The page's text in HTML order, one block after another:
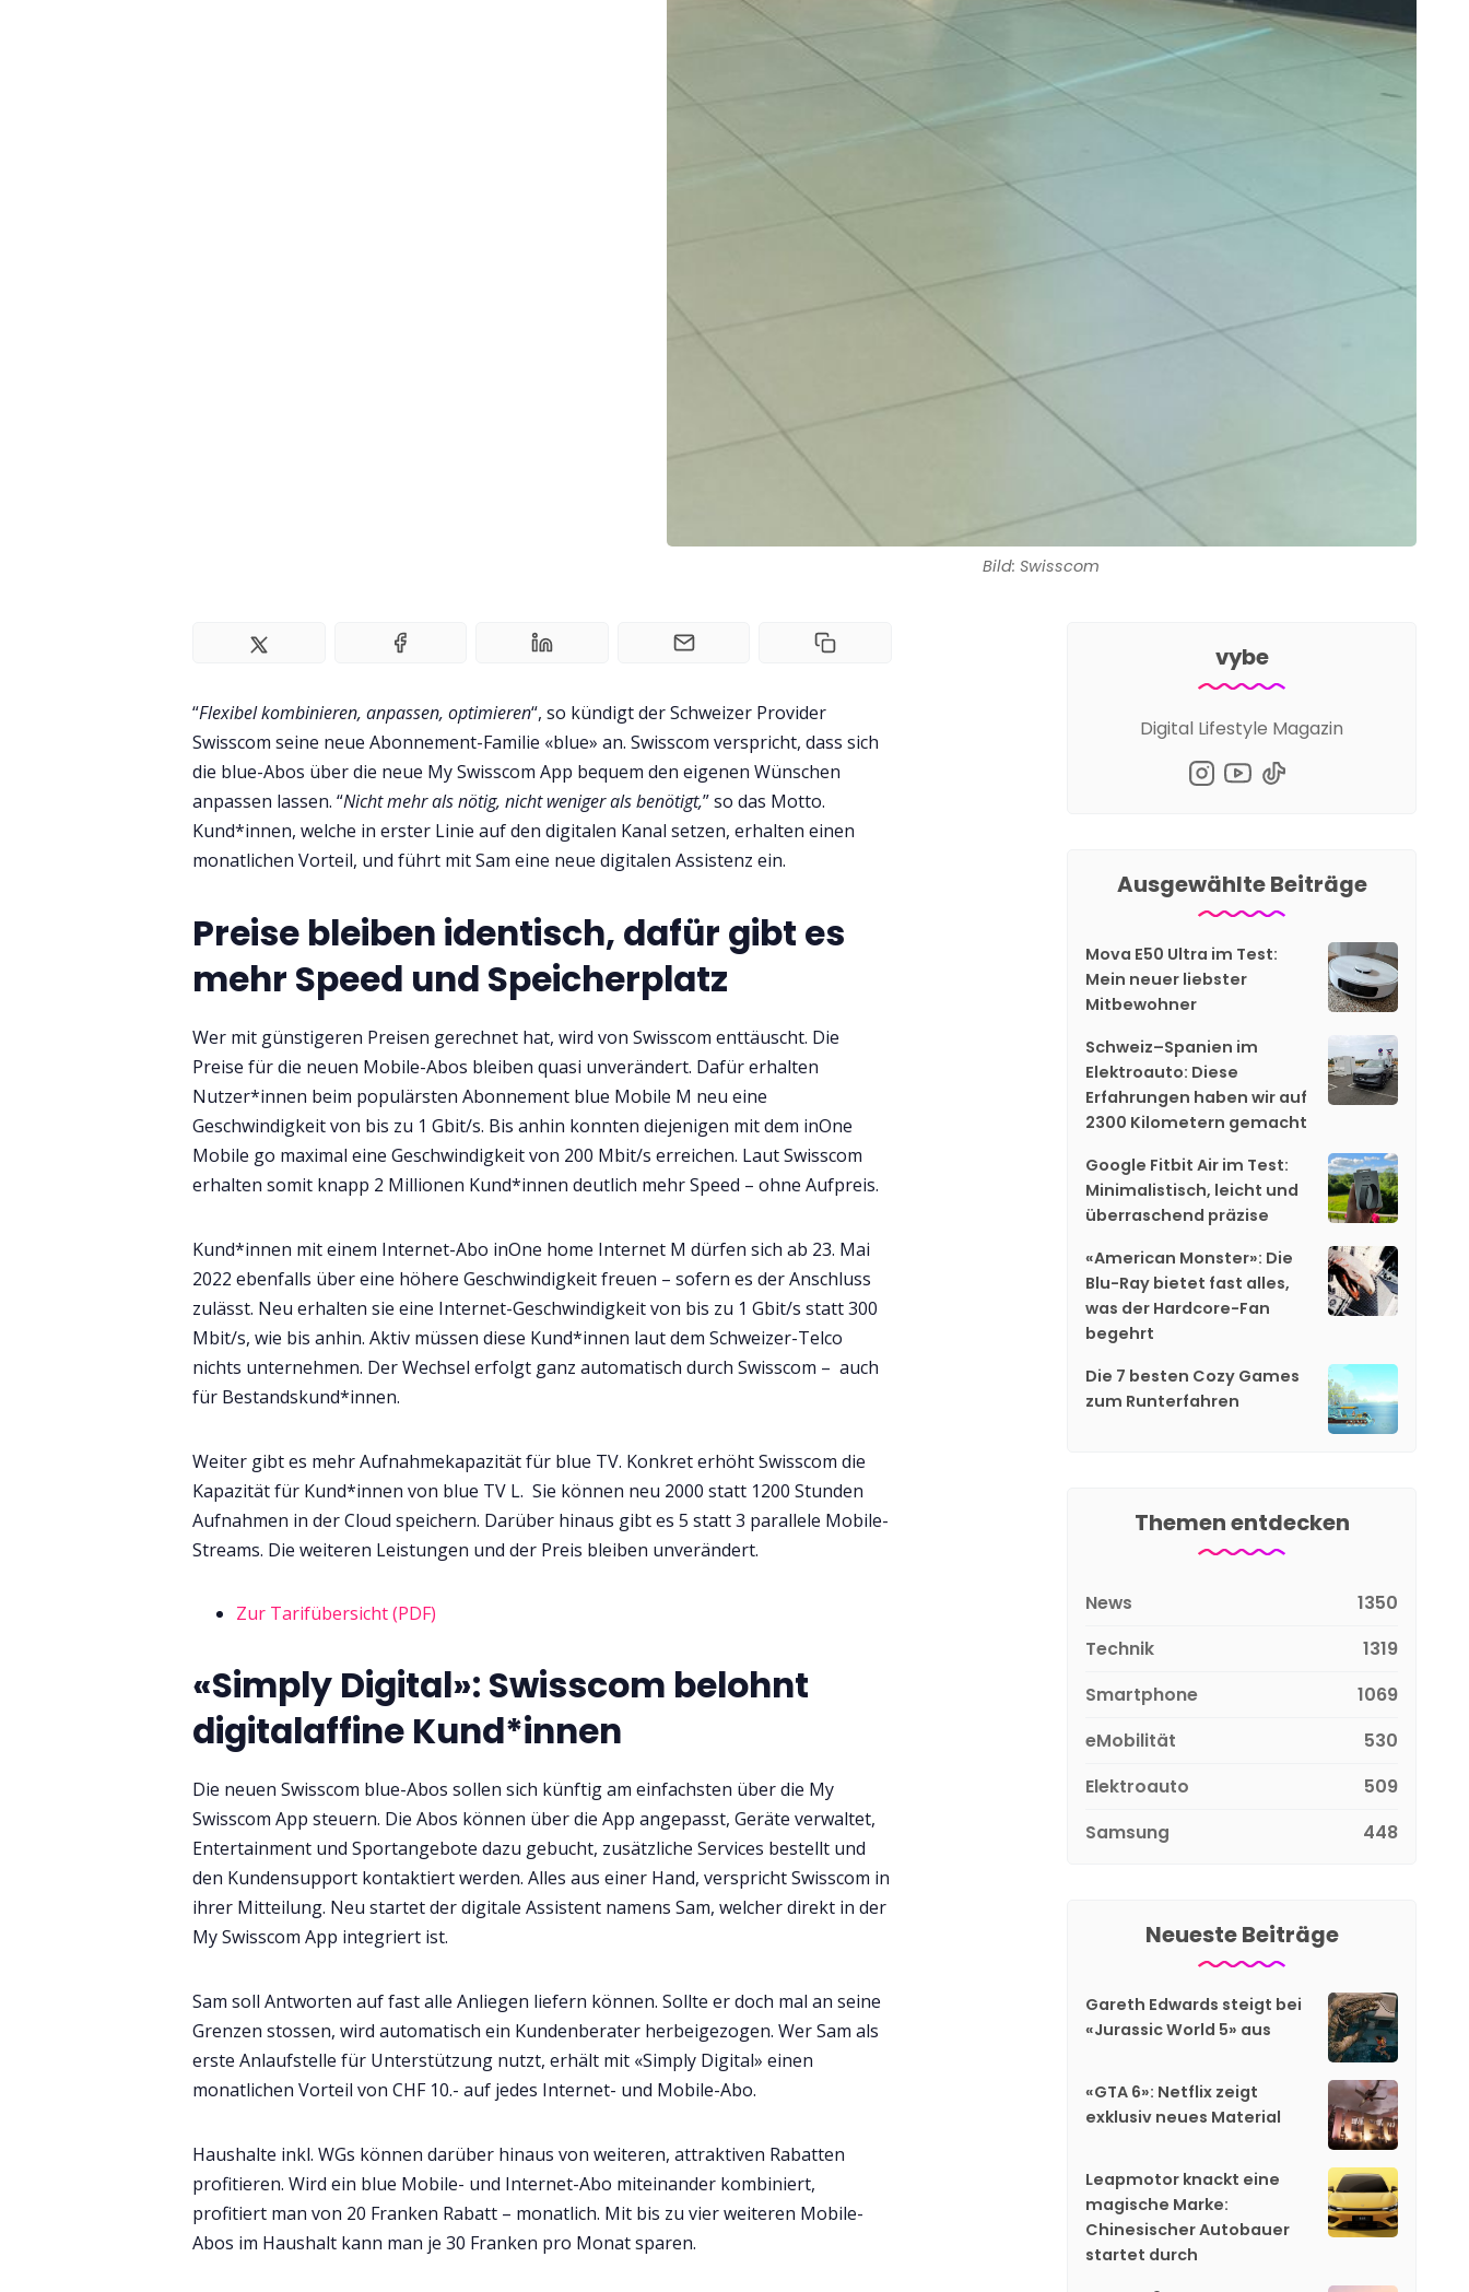
Bild: Swisscom
“Flexibel kombinieren, anpassen, optimieren“, so kündigt der Schweizer Provider
Swisscom seine neue Abonnement-Familie «blue» an. Swisscom verspricht, dass sich
die blue-Abos über die neue My Swisscom App bequem den eigenen Wünschen
anpassen lassen. “Nicht mehr als nötig, nicht weniger als benötigt,” so das Motto.
Kund*innen, welche in erster Linie auf den digitalen Kanal setzen, erhalten einen
monatlichen Vorteil, und führt mit Sam eine neue digitalen Assistenz ein.
Preise bleiben identisch, dafür gibt es
mehr Speed und Speicherplatz
Wer mit günstigeren Preisen gerechnet hat, wird von Swisscom enttäuscht. Die
Preise für die neuen Mobile-Abos bleiben quasi unverändert. Dafür erhalten
Nutzer*innen beim populärsten Abonnement blue Mobile M neu eine
Geschwindigkeit von bis zu 1 Gbit/s. Bis anhin konnten diejenigen mit dem inOne
Mobile go maximal eine Geschwindigkeit von 200 Mbit/s erreichen. Laut Swisscom
erhalten somit knapp 2 Millionen Kund*innen deutlich mehr Speed – ohne Aufpreis.
Kund*innen mit einem Internet-Abo inOne home Internet M dürfen sich ab 23. Mai
2022 ebenfalls über eine höhere Geschwindigkeit freuen – sofern es der Anschluss
zulässt. Neu erhalten sie eine Internet-Geschwindigkeit von bis zu 1 Gbit/s statt 300
Mbit/s, wie bis anhin. Aktiv müssen diese Kund*innen laut dem Schweizer-Telco
nichts unternehmen. Der Wechsel erfolgt ganz automatisch durch Swisscom – auch
für Bestandskund*innen.
Weiter gibt es mehr Aufnahmekapazität für blue TV. Konkret erhöht Swisscom die
Kapazität für Kund*innen von blue TV L. Sie können neu 2000 statt 1200 Stunden
Aufnahmen in der Cloud speichern. Darüber hinaus gibt es 5 statt 3 parallele Mobile-
Streams. Die weiteren Leistungen und der Preis bleiben unverändert.
Zur Tarifübersicht (PDF)
«Simply Digital»: Swisscom belohnt
digitalaffine Kund*innen
Die neuen Swisscom blue-Abos sollen sich künftig am einfachsten über die My
Swisscom App steuern. Die Abos können über die App angepasst, Geräte verwaltet,
Entertainment und Sportangebote dazu gebucht, zusätzliche Services bestellt und
den Kundensupport kontaktiert werden. Alles aus einer Hand, verspricht Swisscom in
ihrer Mitteilung. Neu startet der digitale Assistent namens Sam, welcher direkt in der
My Swisscom App integriert ist.
Sam soll Antworten auf fast alle Anliegen liefern können. Sollte er doch mal an seine
Grenzen stossen, wird automatisch ein Kundenberater herbeigezogen. Wer Sam als
erste Anlaufstelle für Unterstützung nutzt, erhält mit «Simply Digital» einen
monatlichen Vorteil von CHF 10.- auf jedes Internet- und Mobile-Abo.
Haushalte inkl. WGs können darüber hinaus von weiteren, attraktiven Rabatten
profitieren. Wird ein blue Mobile- und Internet-Abo miteinander kombiniert,
profitiert man von 20 Franken Rabatt – monatlich. Mit bis zu vier weiteren Mobile-
Abos im Haushalt kann man je 30 Franken pro Monat sparen.
vybe
Digital Lifestyle Magazin
Ausgewählte Beiträge
Mova E50 Ultra im Test:
Mein neuer liebster
Mitbewohner
Schweiz–Spanien im
Elektroauto: Diese
Erfahrungen haben wir auf
2300 Kilometern gemacht
Google Fitbit Air im Test:
Minimalistisch, leicht und
überraschend präzise
«American Monster»: Die
Blu-Ray bietet fast alles,
was der Hardcore-Fan
begehrt
Die 7 besten Cozy Games
zum Runterfahren
Themen entdecken
News
1350
Technik
1319
Smartphone
1069
eMobilität
530
Elektroauto
509
Samsung
448
Neueste Beiträge
Gareth Edwards steigt bei
«Jurassic World 5» aus
«GTA 6»: Netflix zeigt
exklusiv neues Material
Leapmotor knackt eine
magische Marke:
Chinesischer Autobauer
startet durch